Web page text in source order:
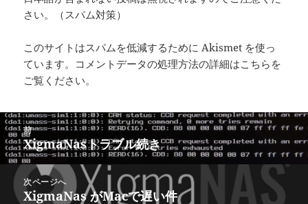
さい。（スパム対策）
このサイトはスパムを低減するために Akismet を使っ
ています。 コメントデータの処理方法の詳細はこちらを
ご覧ください。
投
稿
ナ
前
前
の
投
稿:
XigmaNasトラブル続き
次ページへ
次
XigmaNas がMacで遅い件